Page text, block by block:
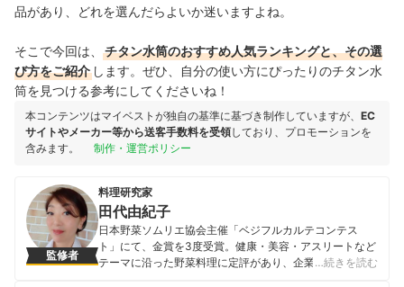
品があり、どれを選んだらよいか迷いますよね。
そこで今回は、
チタン水筒のおすすめ人気ランキングと、その選
び方をご紹介 します。ぜひ、自分の使い方にぴったりのチタン水
筒を見つける参考にしてくださいね！
本コンテンツはマイベストが独自の基準に基づき制作していますが、 EC
サイトやメーカー等から送客手数料を受領しており、プロモーションを
含みます。
制作・運営ポリシー
監修者
料理研究家
田代由紀子
日本野菜ソムリエ協会主催「ベジフルカルテコンテス
ト」にて、金賞を3度受賞。健康・美容・アスリートなど
テーマに沿った野菜料理に定評があり、企業・自治体な
…続きを読む